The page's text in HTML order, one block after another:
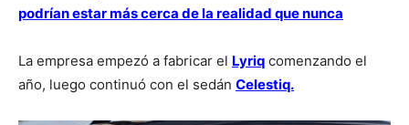
podrían estar más cerca de la realidad que nunca
La empresa empezó a fabricar el Lyriq comenzando el
año, luego continuó con el sedán Celestiq.